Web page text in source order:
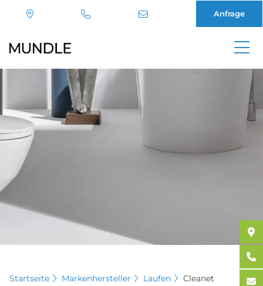
Anfrage
Startseite Markenhersteller Laufen Cleanet